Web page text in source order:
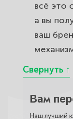
всё это
а вы
ваш
Вам
Наш лучший